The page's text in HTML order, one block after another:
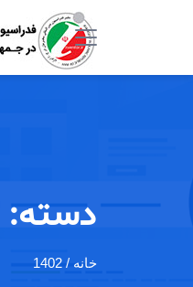
دسته:
خانه / 1402